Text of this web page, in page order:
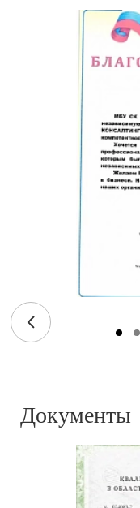
Документы